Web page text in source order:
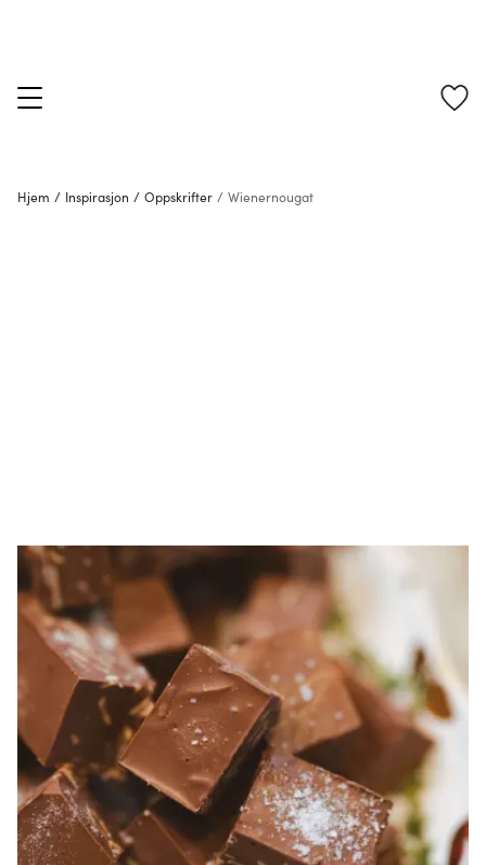
Hjem / Inspirasjon / Oppskrifter / Wienernougat